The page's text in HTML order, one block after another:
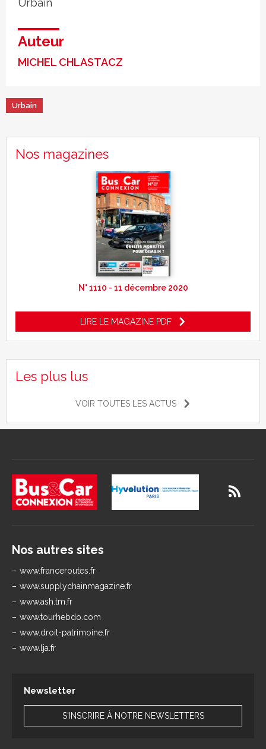
Urbain
Auteur
MICHEL CHLASTACZ
Urbain
Nos magazines
N° 1110 - 11 décembre 2020
LIRE LE MAGAZINE PDF
Les plus lus
VOIR TOUTES LES ACTUS
Nos autres sites
www.franceroutes.fr
www.supplychainmagazine.fr
www.ash.tm.fr
www.tourhebdo.com
www.droit-patrimoine.fr
www.lja.fr
Newsletter
S'INSCRIRE À NOTRE NEWSLETTERS